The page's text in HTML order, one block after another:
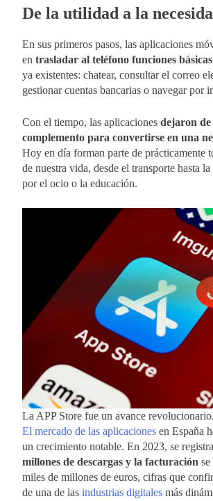
De la utilidad a la
En sus primeros pasos, las aplicaciones
en trasladar al teléfono funciones
ya existentes: chatear, consultar el correo
gestionar cuentas bancarias o navegar por
Con el tiempo, las aplicaciones dejaron de
complemento para convertirse en una
Hoy en día forman parte de prácticamente
de nuestra vida, desde el transporte hasta
por el ocio o la educación.
La APP Store fue un avance revolucionario.
El mercado de las aplicaciones en España
un crecimiento notable. En 2023, se
millones de descargas y la facturación
miles de millones de euros, cifras que
de una de las industrias digitales más